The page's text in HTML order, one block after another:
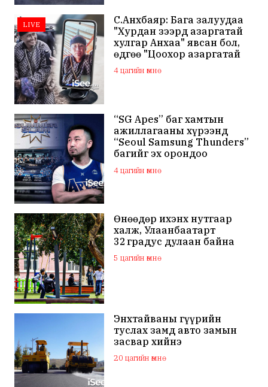
LIVE
С.Анхбаяр: Бага залуудаа
"Хурдан зээрд азаргатай
хулгар Анхаа" явсан бол,
өдгөө "Цоохор азаргатай
цоохор дээлтэй Анхаа"
болжээ
4 цагийн өмнө
“SG Apes” баг хамтын
ажиллагааны хүрээнд
“Seoul Samsung Thunders”
багийг эх орондоо
төлбөргүй авчирсан нь
Монголын сагсан бөмбөг
4 цагийн өмнө
Өнөөдөр ихэнх нутгаар
халж, Улаанбаатарт
32 градус дулаан байна
5 цагийн өмнө
Энхтайваны гүүрийн
туслах замд авто замын
засвар хийнэ
20 цагийн өмнө